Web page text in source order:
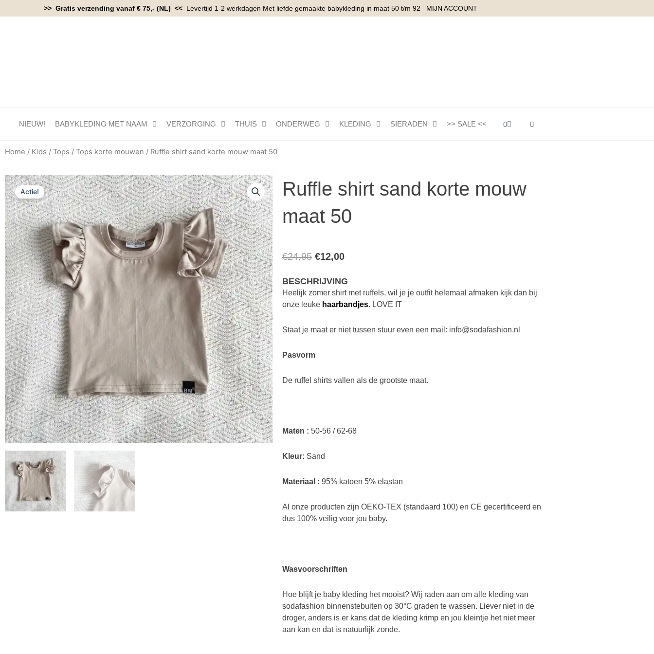
naar
>> Gratis verzending vanaf € 75,- (NL) <<Levertijd 1-2 werkdagen Met liefde gemaakte babykleding in maat 50 t/m 92 MIJN ACCOUNT
NIEUW! BABYKLEDING MET NAAM VERZORGING THUIS ONDERWEG KLEDING SIERADEN >> SALE << 0
Winkelwagen
Home / Kids / Tops / Tops korte mouwen / Ruffle shirt sand korte mouw maat 50
Actie!
Ruffle shirt sand korte mouw
maat 50
€24,95 Oorspronkelijke
was:
€24,95.
€12,00Huidige
is:
€12,00.
BESCHRIJVING
Heelijk zomer shirt met ruffels, wil je je outfit helemaal afmaken kijk dan bij
onze leuke haarbandjes. LOVE IT
Staat je maat er niet tussen stuur even een mail: info@sodafashion.nl
Pasvorm
De ruffel shirts vallen als de grootste maat.
Maten : 50-56 / 62-68
Kleur: Sand
Materiaal : 95% katoen 5% elastan
Al onze producten zijn OEKO-TEX (standaard 100) en CE gecertificeerd en
dus 100% veilig voor jou baby.
Wasvoorschriften
Hoe blijft je baby kleding het mooist? Wij raden aan om alle kleding van
sodafashion binnenstebuiten op 30°C graden te wassen. Liever niet in de
droger, anders is er kans dat de kleding krimp en jou kleintje het niet meer
aan kan en dat is natuurlijk zonde.